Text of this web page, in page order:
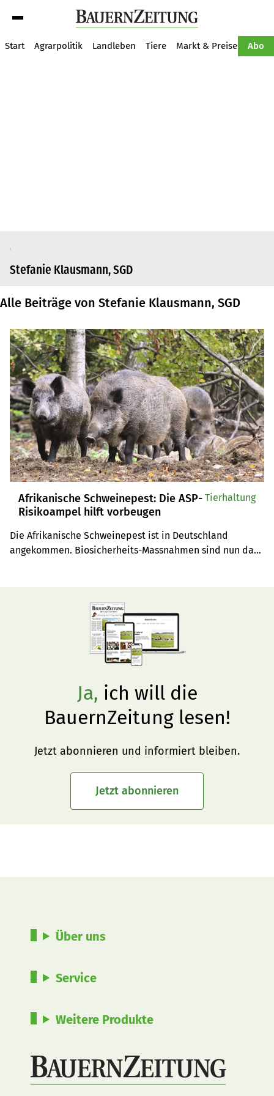
Start Agrarpolitik Landleben Tiere Markt & Preise Abo
Stefanie Klausmann, SGD
Alle Beiträge von Stefanie Klausmann, SGD
Afrikanische Schweinepest: Die ASP-
Risikoampel hilft vorbeugen
Die Afrikanische Schweinepest ist in Deutschland
angekommen. Biosicherheits-Massnahmen sind nun das
Tierhaltung
Ja, ich will die
BauernZeitung lesen!
Jetzt abonnieren und informiert bleiben.
Jetzt abonnieren
Über uns
Service
Weitere Produkte